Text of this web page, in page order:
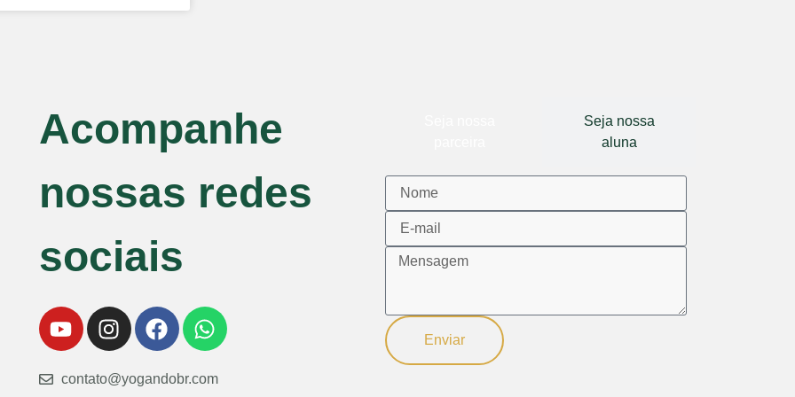
Acompanhe
nossas redes
sociais
contato@yogandobr.com
Seja nossa
aluna
Enviar